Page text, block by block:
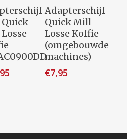
Toevoegen
Aan
Quick
Toevoegen
Aan
Winkelwagen
Adapterschijf
Quick Mill
Losse Koffie
(omgebouwde
machines)
€7,95